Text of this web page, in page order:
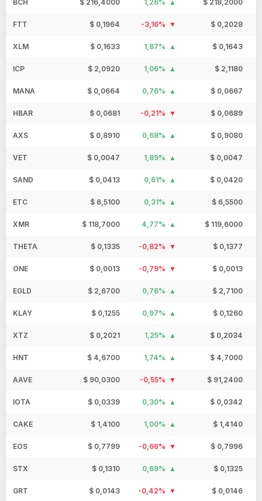
BCH $ 216,4000 1,26% $ 218,2000
FTT $ 0,1964 -3,16% $ 0,2028
XLM $ 0,1633 1,87% $ 0,1643
ICP $ 2,0920 1,06% $ 2,1180
MANA $ 0,0664 0,76% $ 0,0667
HBAR $ 0,0681 -0,21% $ 0,0689
AXS $ 0,8910 0,68% $ 0,9080
VET $ 0,0047 1,89% $ 0,0047
SAND $ 0,0413 0,61% $ 0,0420
ETC $ 6,5100 0,31% $ 6,5500
XMR $ 118,7000 4,77% $ 119,6000
THETA $ 0,1335 -0,82% $ 0,1377
ONE $ 0,0013 -0,79% $ 0,0013
EGLD $ 2,6700 0,76% $ 2,7100
KLAY $ 0,1255 0,97% $ 0,1260
XTZ $ 0,2021 1,25% $ 0,2034
HNT $ 4,6700 1,74% $ 4,7000
AAVE $ 90,0300 -0,55% $ 91,2400
IOTA $ 0,0339 0,30% $ 0,0342
CAKE $ 1,4100 1,00% $ 1,4140
EOS $ 0,7799 -0,66% $ 0,7996
STX $ 0,1310 0,69% $ 0,1325
GRT $ 0,0143 -0,42% $ 0,0146